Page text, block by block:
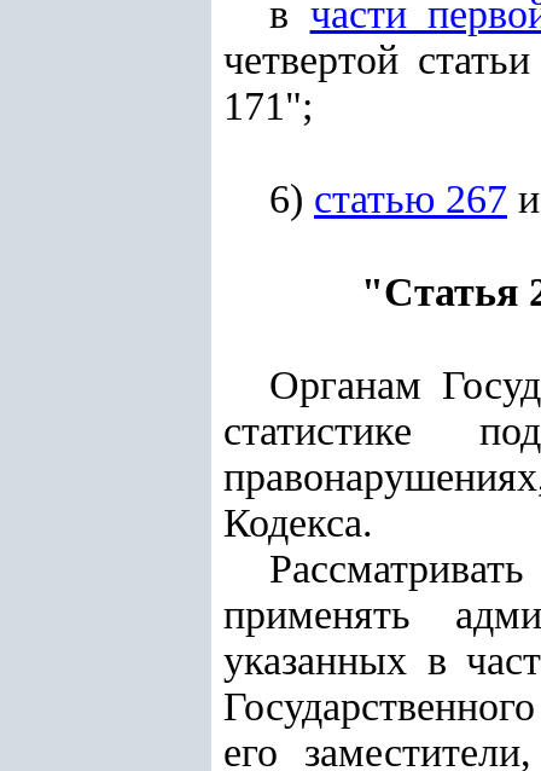
в части
четвертой
171";
6) статью 267
"Статья
Органам
статистике
Кодекса.
применять
указанных в
его